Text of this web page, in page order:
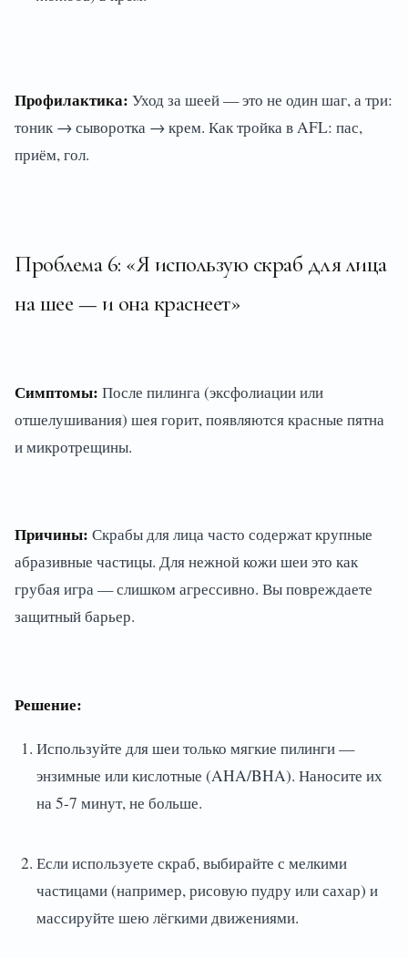
Профилактика: Уход за шеей — это не один шаг, а три:
тоник → сыворотка → крем. Как тройка в AFL: пас,
приём, гол.
Проблема 6: «Я использую скраб для лица
на шее — и она краснеет»
Симптомы: После пилинга (эксфолиации или
отшелушивания) шея горит, появляются красные пятна
и микротрещины.
Причины: Скрабы для лица часто содержат крупные
абразивные частицы. Для нежной кожи шеи это как
грубая игра — слишком агрессивно. Вы повреждаете
защитный барьер.
Решение:
Используйте для шеи только мягкие пилинги —
энзимные или кислотные (AHA/BHA). Наносите их
на 5-7 минут, не больше.
Если используете скраб, выбирайте с мелкими
частицами (например, рисовую пудру или сахар) и
массируйте шею лёгкими движениями.